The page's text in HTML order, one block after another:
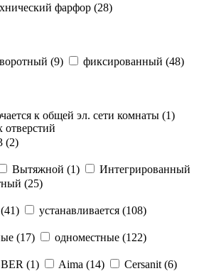
фарфор (28)
(9) фиксированный (48)
к общей эл. сети комнаты (1)
(2)
Вытяжной (1)
Интегрированный
(25)
41) устанавливается (108)
(17) одноместные (122)
(1) Aima (14) Cersanit (6)